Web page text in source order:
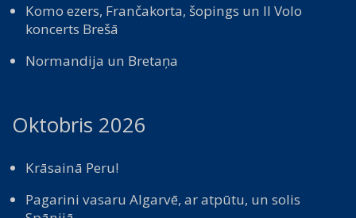
Komo ezers, Frančakorta, šopings un Il Volo
koncerts Brešā
Normandija un Bretaņa
Oktobris 2026
Krāsainā Peru!
Pagarini vasaru Algarvē, ar atpūtu, un solis